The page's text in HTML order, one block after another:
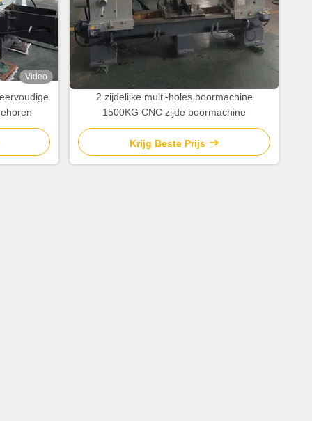
Video
2 zijdelijke multi-holes boormachine
1500KG CNC zijde boormachine
Krijg Beste Prijs